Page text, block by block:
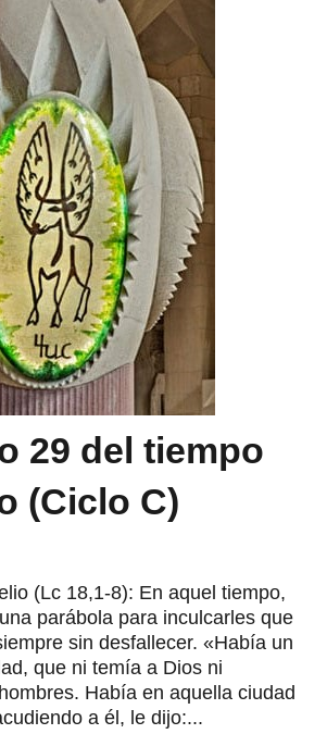
29 del tiempo
(Ciclo C)
(Lc 18,1-8): En aquel tiempo,
parábola para inculcarles que
sin desfallecer. «Había un
que ni temía a Dios ni
Había en aquella ciudad
a él, le dijo:...